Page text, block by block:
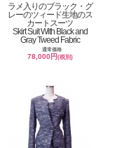
ラメ入りのブラック・グ
レーのツィード生地のス
カートスーツ
Skirt Suit With Black and
Gray Tweed Fabric
通常価格
78,000円 (税別)